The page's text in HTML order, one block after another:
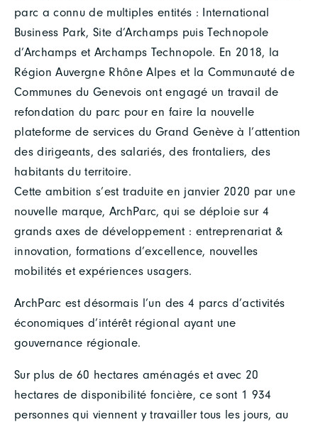
parc a connu de multiples entités : International
Business Park, Site d’Archamps puis Technopole
d’Archamps et Archamps Technopole. En 2018, la
Région Auvergne Rhône Alpes et la Communauté de
Communes du Genevois ont engagé un travail de
refondation du parc pour en faire la nouvelle
plateforme de services du Grand Genève à l’attention
des dirigeants, des salariés, des frontaliers, des
habitants du territoire.
Cette ambition s’est traduite en janvier 2020 par une
nouvelle marque, ArchParc, qui se déploie sur 4
grands axes de développement : entreprenariat &
innovation, formations d’excellence, nouvelles
mobilités et expériences usagers.
ArchParc est désormais l’un des 4 parcs d’activités
économiques d’intérêt régional ayant une
gouvernance régionale.
Sur plus de 60 hectares aménagés et avec 20
hectares de disponibilité foncière, ce sont 1 934
personnes qui viennent y travailler tous les jours, au